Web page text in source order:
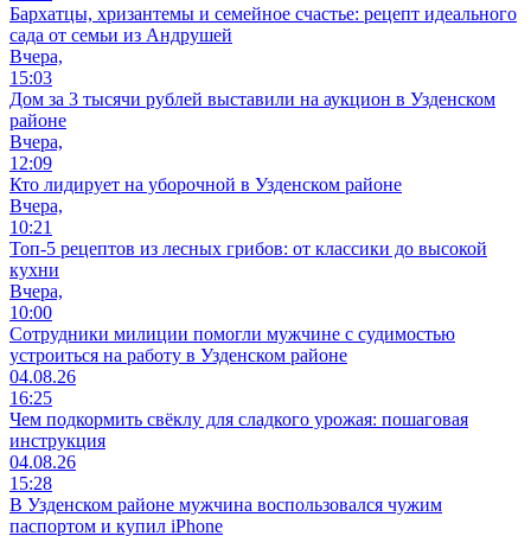
Бархатцы, хризантемы и семейное счастье: рецепт идеального
сада от семьи из Андрушей
Вчера,
15:03
Дом за 3 тысячи рублей выставили на аукцион в Узденском
районе
Вчера,
12:09
Кто лидирует на уборочной в Узденском районе
Вчера,
10:21
Топ-5 рецептов из лесных грибов: от классики до высокой
кухни
Вчера,
10:00
Сотрудники милиции помогли мужчине с судимостью
устроиться на работу в Узденском районе
04.08.26
16:25
Чем подкормить свёклу для сладкого урожая: пошаговая
инструкция
04.08.26
15:28
В Узденском районе мужчина воспользовался чужим
паспортом и купил iPhone